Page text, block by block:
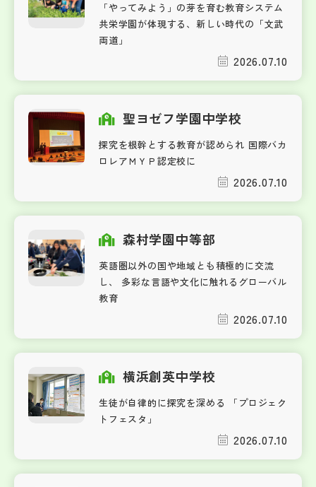
「やってみよう」の芽を育む教育システム
共栄学園が体現する、新しい時代の「文武
両道」
2026.07.10
聖ヨゼフ学園中学校
探究を根幹とする教育が認められ 国際バカ
ロレアＭＹＰ認定校に
2026.07.10
森村学園中等部
英語圏以外の国や地域とも積極的に交流
し、 多彩な言語や文化に触れるグローバル
教育
2026.07.10
横浜創英中学校
生徒が自律的に探究を深める 「プロジェク
トフェスタ」
2026.07.10